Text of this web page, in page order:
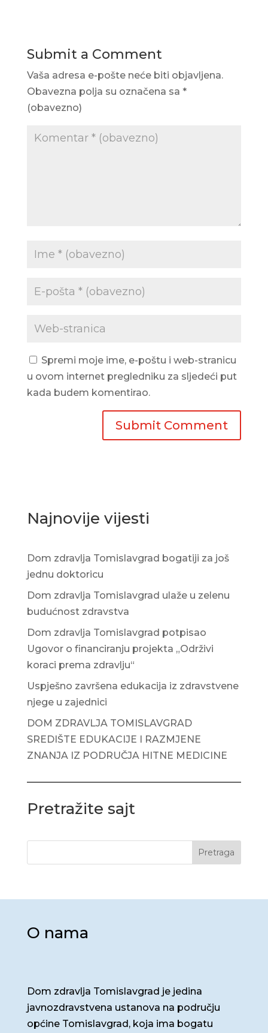
Submit a Comment
Vaša adresa e-pošte neće biti objavljena.
Obavezna polja su označena sa *
(obavezno)
Spremi moje ime, e-poštu i web-stranicu
u ovom internet pregledniku za sljedeći put
kada budem komentirao.
Najnovije vijesti
Dom zdravlja Tomislavgrad bogatiji za još
jednu doktoricu
Dom zdravlja Tomislavgrad ulaže u zelenu
budućnost zdravstva
Dom zdravlja Tomislavgrad potpisao
Ugovor o financiranju projekta „Održivi
koraci prema zdravlju“
Uspješno završena edukacija iz zdravstvene
njege u zajednici
DOM ZDRAVLJA TOMISLAVGRAD
SREDIŠTE EDUKACIJE I RAZMJENE
ZNANJA IZ PODRUČJA HITNE MEDICINE
Pretražite sajt
Pretraga
O nama
Dom zdravlja Tomislavgrad je jedina
javnozdravstvena ustanova na području
općine Tomislavgrad, koja ima bogatu